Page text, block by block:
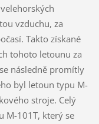
vzduchu, za
Takto získané
tohoto letounu za
následně promítly
byl letoun typu M-
stroje. Celý
M-101T, který se